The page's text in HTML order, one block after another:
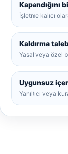
Kapandığını
İşletme kalıcı
Kaldırma
Yasal veya özel
Uygunsuz
Yanıltıcı veya